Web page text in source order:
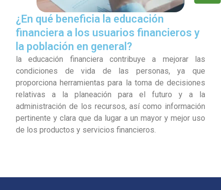
¿En qué beneficia la educación
financiera a los usuarios financieros y
la población en general?
la educación financiera contribuye a mejorar las
condiciones de vida de las personas, ya que
proporciona herramientas para la toma de decisiones
relativas a la planeación para el futuro y a la
administración de los recursos, así como información
pertinente y clara que da lugar a un mayor y mejor uso
de los productos y servicios financieros.